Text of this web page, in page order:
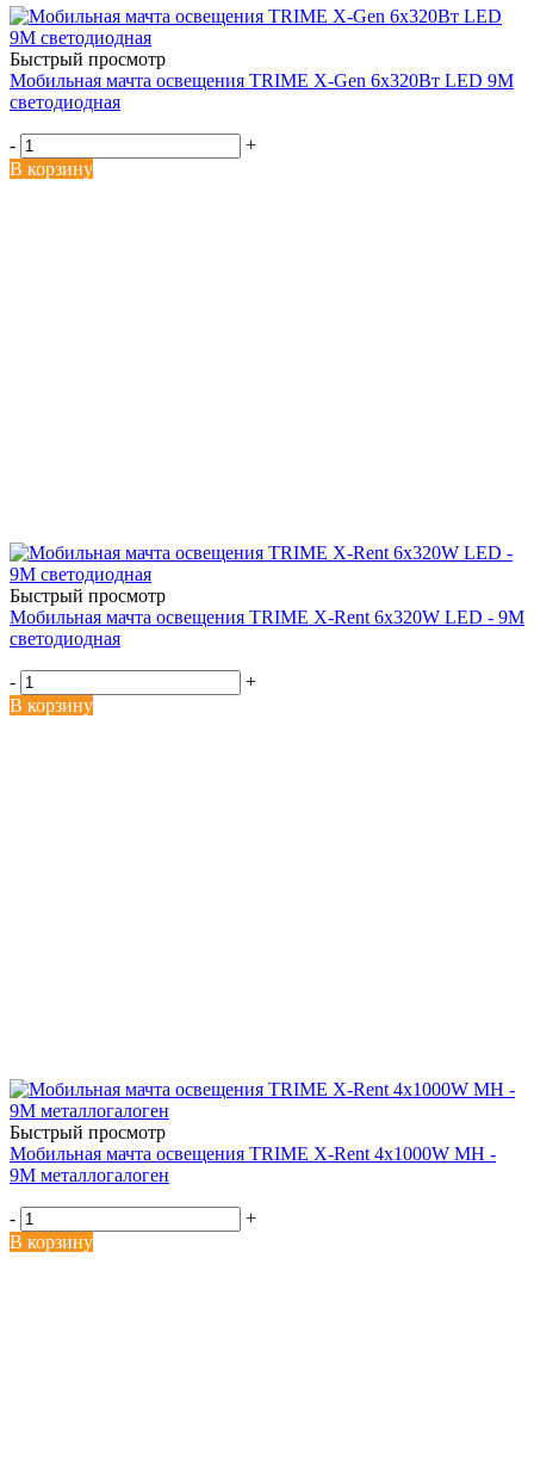
Быстрый просмотр
Мобильная мачта освещения TRIME X-Gen 6х320Вт LED 9M
светодиодная
-
+
В корзину
Быстрый просмотр
Мобильная мачта освещения TRIME X-Rent 6x320W LED - 9M
светодиодная
-
+
В корзину
Быстрый просмотр
Мобильная мачта освещения TRIME X-Rent 4x1000W MH -
9M металлогалоген
-
+
В корзину